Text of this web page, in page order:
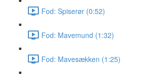
Fod: Spiserør (0:52)
Fod: Mavemund (1:32)
Fod: Mavesækken (1:25)